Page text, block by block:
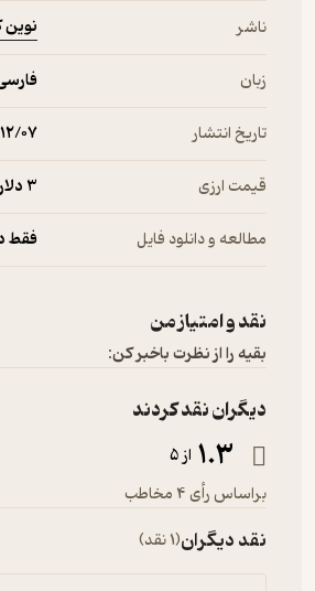
ناشر نوین
زبان
تاریخ انتشار
قیمت ارزی 3 دلار
مطالعه و دانلود فایل فقط
نقد و امتیاز من
بقیه را از نظرت باخبر کن:
دیگران نقد کردند
1.3 از 5
براساس رأی 4 مخاطب
نقد دیگران(1 نقد)